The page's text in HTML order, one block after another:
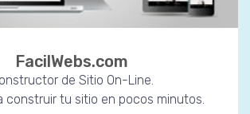
FacilWebs.com
de Sitio On-Line.
construir tu sitio en pocos minutos.